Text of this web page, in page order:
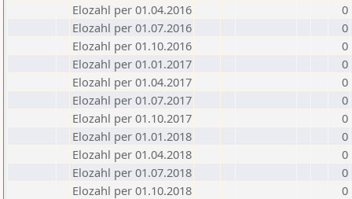
Elozahl per 01.04.2016
0
Elozahl per 01.07.2016
0
Elozahl per 01.10.2016
0
Elozahl per 01.01.2017
0
Elozahl per 01.04.2017
0
Elozahl per 01.07.2017
0
Elozahl per 01.10.2017
0
Elozahl per 01.01.2018
0
Elozahl per 01.04.2018
0
Elozahl per 01.07.2018
0
Elozahl per 01.10.2018
0